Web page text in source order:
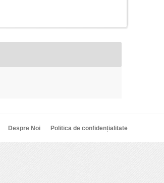
Despre Noi Politica de confidențialitate